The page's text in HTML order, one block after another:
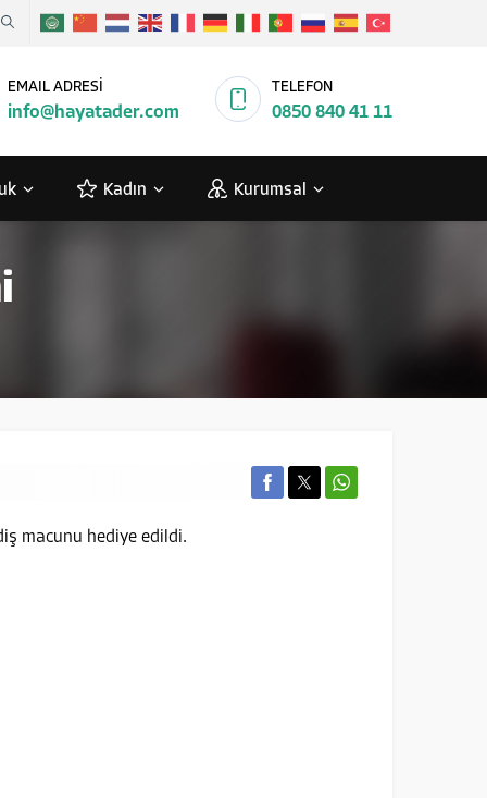
EMAIL ADRESİ
info@hayatader.com
TELEFON
0850 840 41 11
Kadın Kurumsal
macunu hediye edildi.